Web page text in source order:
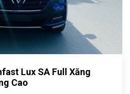
Lux SA Full Xăng
Cao